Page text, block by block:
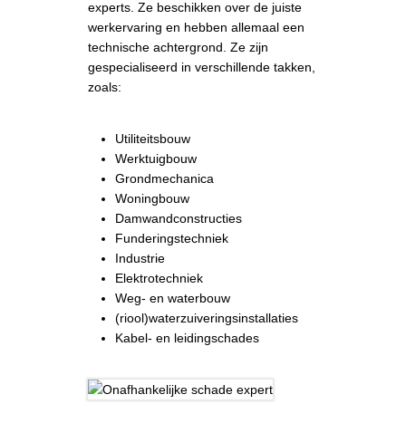
experts. Ze beschikken over de juiste
werkervaring en hebben allemaal een
technische achtergrond. Ze zijn
gespecialiseerd in verschillende takken,
zoals:
Utiliteitsbouw
Werktuigbouw
Grondmechanica
Woningbouw
Damwandconstructies
Funderingstechniek
Industrie
Elektrotechniek
Weg- en waterbouw
(riool)waterzuiveringsinstallaties
Kabel- en leidingschades